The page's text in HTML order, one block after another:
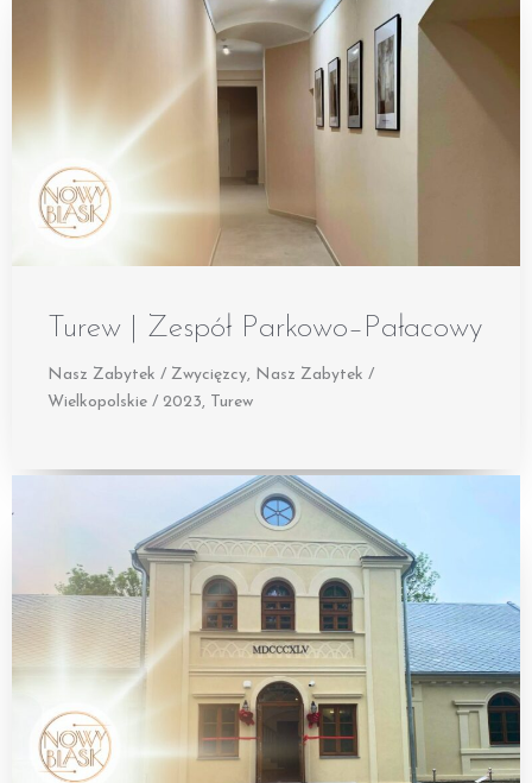
Turew | Zespół Parkowo–Pałacowy
Nasz Zabytek / Zwycięzcy, Nasz Zabytek /
Wielkopolskie / 2023, Turew